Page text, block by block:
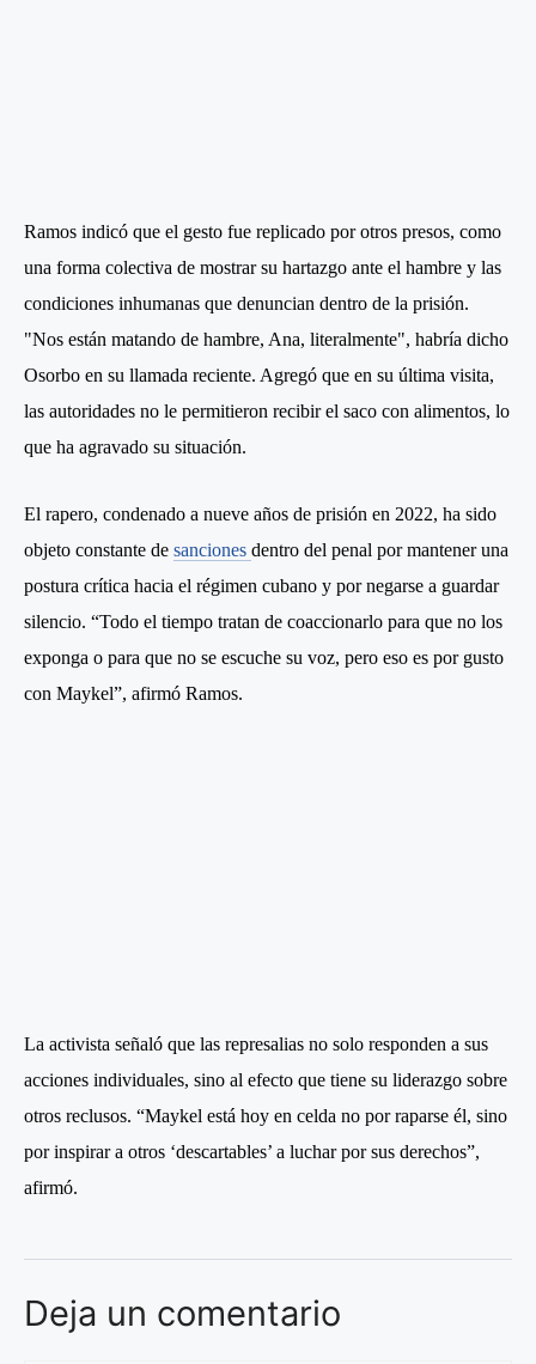
Ramos indicó que el gesto fue replicado por otros presos, como
una forma colectiva de mostrar su hartazgo ante el hambre y las
condiciones inhumanas que denuncian dentro de la prisión.
"Nos están matando de hambre, Ana, literalmente", habría dicho
Osorbo en su llamada reciente. Agregó que en su última visita,
las autoridades no le permitieron recibir el saco con alimentos, lo
que ha agravado su situación.
El rapero, condenado a nueve años de prisión en 2022, ha sido
objeto constante de sanciones dentro del penal por mantener una
postura crítica hacia el régimen cubano y por negarse a guardar
silencio. “Todo el tiempo tratan de coaccionarlo para que no los
exponga o para que no se escuche su voz, pero eso es por gusto
con Maykel”, afirmó Ramos.
La activista señaló que las represalias no solo responden a sus
acciones individuales, sino al efecto que tiene su liderazgo sobre
otros reclusos. “Maykel está hoy en celda no por raparse él, sino
por inspirar a otros ‘descartables’ a luchar por sus derechos”,
afirmó.
Deja un comentario